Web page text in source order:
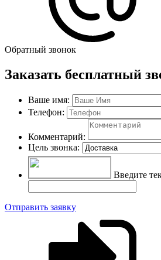
Обратный звонок
Заказать бесплатный
Ваше имя:
Телефон:
Комментарий:
Цель звонка:
Введите
Отправить заявку